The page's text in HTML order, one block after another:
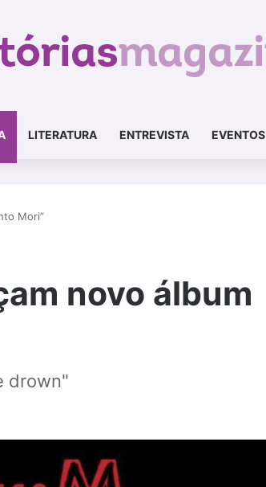
LITERATURA ENTREVISTA EVENTOS
Mori”
novo álbum
drown"